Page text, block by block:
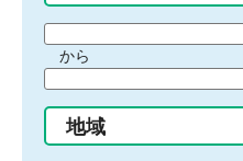
間
始
り
から
間
終
地域